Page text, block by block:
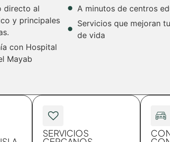
directo al
y principales
con Hospital
Mayab
A minutos de centros
Servicios que mejoran
de vida
SERVICIOS